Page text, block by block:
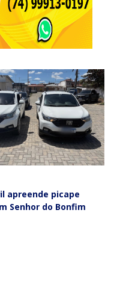
apreende picape
Senhor do Bonfim